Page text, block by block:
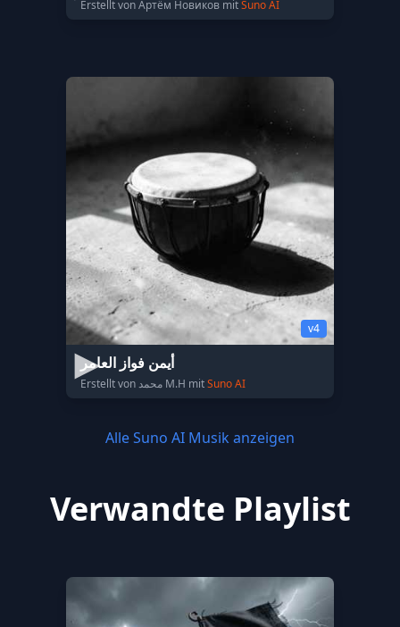
Erstellt von Артём Новиков mitSuno AI
v4
أيمن فواز العامر
Erstellt von محمد M.H mitSuno AI
Alle Suno AI Musik anzeigen
Verwandte Playlist